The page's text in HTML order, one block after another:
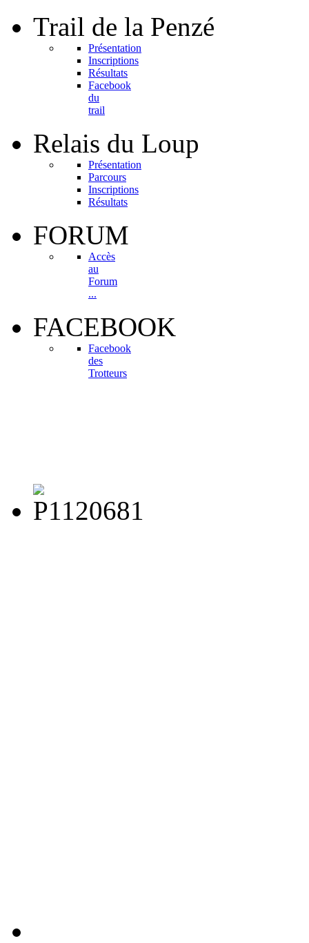
Trail de la Penzé
Présentation
Inscriptions
Résultats
Facebook
du
trail
Relais du Loup
Présentation
Parcours
Inscriptions
Résultats
FORUM
Accès
au
Forum
...
FACEBOOK
Facebook
des
Trotteurs